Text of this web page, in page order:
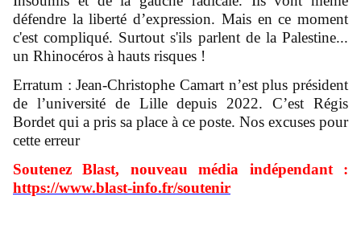
défendre la liberté d’expression. Mais en ce moment
c'est compliqué. Surtout s'ils parlent de la Palestine...
un Rhinocéros à hauts risques !
Erratum : Jean-Christophe Camart n’est plus président
de l’université de Lille depuis 2022. C’est Régis
Bordet qui a pris sa place à ce poste. Nos excuses pour
cette erreur
Soutenez Blast, nouveau média indépendant :
https://www.blast-info.fr/soutenir